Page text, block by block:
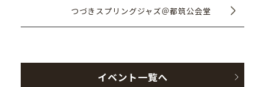
つづきスプリングジャズ＠都筑公会堂
イベント一覧へ